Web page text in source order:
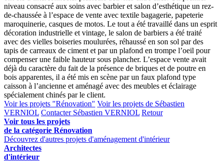
niveau consacré aux soins avec barbier et salon d’esthétique un rez-
de-chaussée à l’espace de vente avec textile bagagerie, papeterie
maroquinerie, casques de motos. Le tout a été travaillé dans un esprit
décoration industrielle et vintage, le salon de barbiers a été traité
avec des vielles boiseries moulurées, réhaussé en son sol par des
tapis de carreaux de ciment et par un plafond en trompe l’oeil pour
compenser une faible hauteur sous plancher. L’espace vente avait
déjà du caractère du fait de la présence de briques et de poutre en
bois apparentes, il a été mis en scène par un faux plafond type
caisson à l’ancienne et aménagé avec des meubles et éclairage
spécialement chinés par le client.
Voir les projets "Rénovation" Voir les projets de Sébastien
VERNIOL Contacter Sébastien VERNIOL Retour
Voir tous les projets
de la catégorie Rénovation
Découvrez d'autres projets d'aménagement d'intérieur
Architectes
d'intérieur